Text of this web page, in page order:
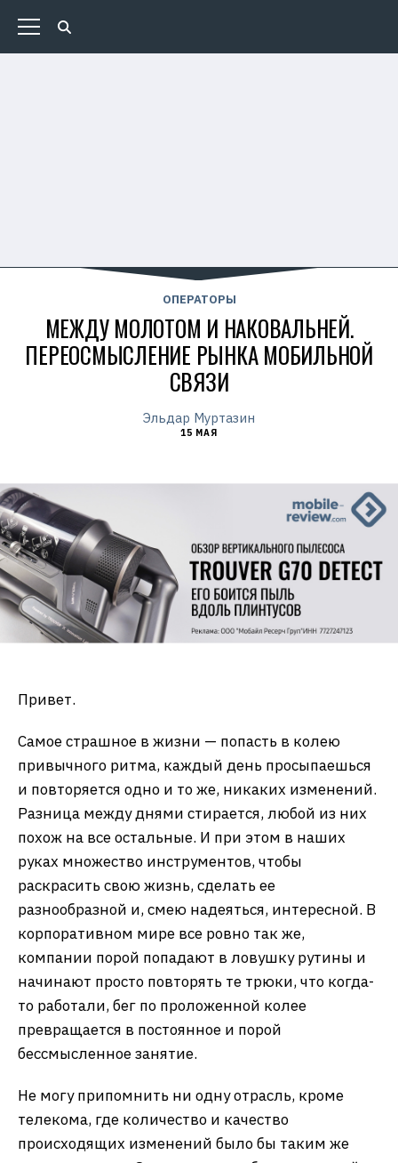
ОПЕРАТОРЫ
МЕЖДУ МОЛОТОМ И НАКОВАЛЬНЕЙ.
ПЕРЕОСМЫСЛЕНИЕ РЫНКА МОБИЛЬНОЙ
СВЯЗИ
Эльдар Муртазин
15 МАЯ
Привет.
Самое страшное в жизни — попасть в колею
привычного ритма, каждый день просыпаешься
и повторяется одно и то же, никаких изменений.
Разница между днями стирается, любой из них
похож на все остальные. И при этом в наших
руках множество инструментов, чтобы
раскрасить свою жизнь, сделать ее
разнообразной и, смею надеяться, интересной. В
корпоративном мире все ровно так же,
компании порой попадают в ловушку рутины и
начинают просто повторять те трюки, что когда-
то работали, бег по проложенной колее
превращается в постоянное и порой
бессмысленное занятие.
Не могу припомнить ни одну отрасль, кроме
телекома, где количество и качество
происходящих изменений было бы таким же